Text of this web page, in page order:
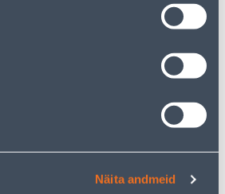
Näita andmeid
KOHTVALGUSTI EGLO